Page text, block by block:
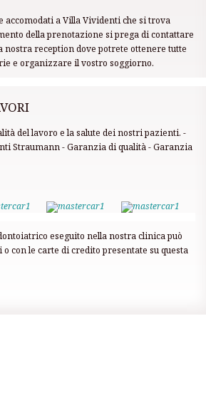
accomodati a Villa Vividenti che si trova
della prenotazione si prega di contattare
nostra reception dove potrete ottenere tutte
e organizzare il vostro soggiorno.
del lavoro e la salute dei nostri pazienti. -
Straumann- Garanzia di qualità- Garanzia
eseguito nella nostra clinica può
con le carte di credito presentate su questa